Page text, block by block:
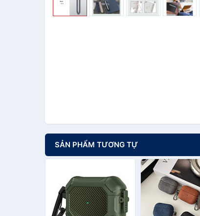
SẢN PHẨM TƯƠNG TỰ